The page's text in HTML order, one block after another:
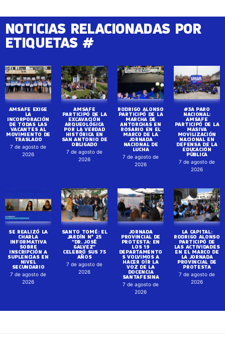
NOTICIAS RELACIONADAS POR
ETIQUETAS #
AMSAFE EXIGE
LA
INCORPORACIÓN
DE TODAS LAS
VACANTES AL
MOVIMIENTO DE
TRASLADO
7 de agosto de
2026
AMSAFE
PARTICIPÓ DE LA
EXCAVACIÓN
ARQUEOLÓGICA
POR LA VERDAD
HISTÓRICA EN
SAN ANTONIO DE
OBLIGADO
7 de agosto de
2026
RODRIGO ALONSO
PARTICIPÓ DE LA
MARCHA DE
ANTORCHAS EN
ROSARIO EN EL
MARCO DE LA
JORNADA
NACIONAL DE
LUCHA
7 de agosto de
2026
#3A PARO
NACIONAL:
AMSAFE
PARTICIPÓ DE LA
MASIVA
MOVILIZACIÓN
NACIONAL EN
DEFENSA DE LA
EDUCACIÓN
PÚBLICA
7 de agosto de
2026
SE REALIZÓ LA
CHARLA
INFORMATIVA
SOBRE
INSCRIPCIÓN A
SUPLENCIAS EN
NIVEL
SECUNDARIO
7 de agosto de
2026
SANTO TOMÉ: EL
JARDÍN N° 25
“DR. JOSÉ
GALVEZ”
CELEBRÓ SUS 75
AÑOS
7 de agosto de
2026
JORNADA
PROVINCIAL DE
PROTESTA: EN
LOS 19
DEPARTAMENTO
S VOLVIMOS A
HACER OÍR LA
VOZ DE LA
DOCENCIA
SANTAFESINA
7 de agosto de
2026
LA CAPITAL:
RODRIGO ALONSO
PARTICIPÓ DE
LAS ACTIVIDADES
EN EL MARCO DE
LA JORNADA
PROVINCIAL DE
PROTESTA
7 de agosto de
2026